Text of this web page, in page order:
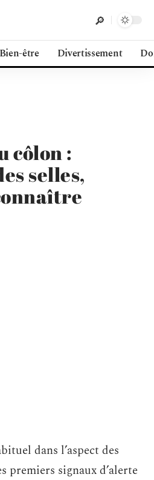
Bien-être Divertissement
côlon :
selles,
dans l’aspect des
premiers signaux d’alerte